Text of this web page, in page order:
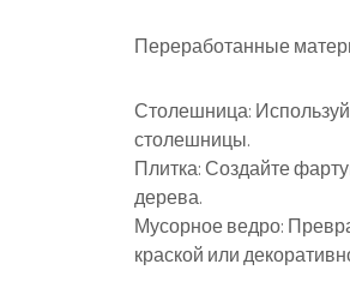
Переработанные
Столешница:
столешницы.
Плитка: Создайте
дерева.
Мусорное ведро:
краской или